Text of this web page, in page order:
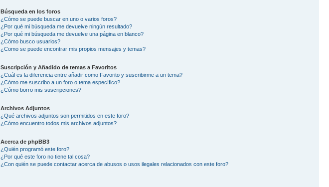
Búsqueda en los foros
¿Cómo se puede buscar en uno o varios foros?
¿Por qué mi búsqueda me devuelve ningún resultado?
¿Por qué mi búsqueda me devuelve una página en blanco?
¿Cómo busco usuarios?
¿Como se puede encontrar mis propios mensajes y temas?
Suscripción y Añadido de temas a Favoritos
¿Cuál es la diferencia entre añadir como Favorito y suscribirme a un tema?
¿Cómo me suscribo a un foro o tema específico?
¿Cómo borro mis suscripciones?
Archivos Adjuntos
¿Qué archivos adjuntos son permitidos en este foro?
¿Cómo encuentro todos mis archivos adjuntos?
Acerca de phpBB3
¿Quién programó este foro?
¿Por qué este foro no tiene tal cosa?
¿Con quién se puede contactar acerca de abusos o usos ilegales relacionados con este foro?